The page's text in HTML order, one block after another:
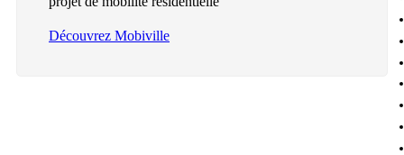
Découvrez Mobiville